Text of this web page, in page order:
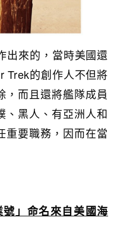
出來的，當時美國還
Trek的創作人不但將
，而且還將艦隊成員
、黑人、有亞洲人和
重要職務，因而在當
」命名來自美國海